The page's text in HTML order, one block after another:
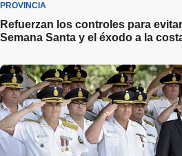
PROVINCIA
Refuerzan los controles para
Semana Santa y el éxodo a la